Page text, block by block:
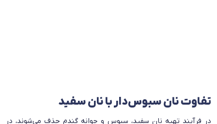
تفاوت نان سبوس‌دار با نان سفید
در فرآیند تهیه نان سفید، سبوس و جوانه گندم حذف می‌شوند، در